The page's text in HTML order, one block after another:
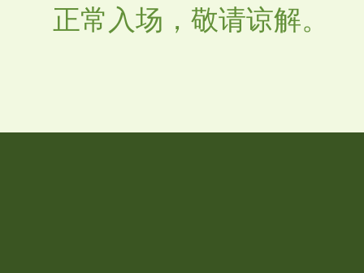
正常入场，敬请谅解。